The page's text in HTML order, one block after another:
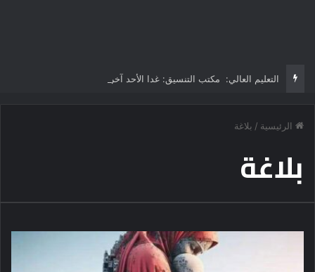
الرئيسية / بلاغة
بلاغة